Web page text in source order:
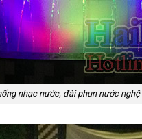
nhạc nước, đài phun nước